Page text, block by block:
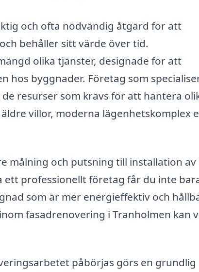
och ofta nödvändig åtgärd för att
behåller sitt värde över tid.
olika tjänster, designade för att
byggnader. Företag som
resurser som krävs för att hantera
villor, moderna lägenhetskomplex
målning och putsning till installation av
professionellt företag får du inte
som är mer energieffektiv och
fasadrenovering i Tranholmen kan
påbörjas görs en grundlig